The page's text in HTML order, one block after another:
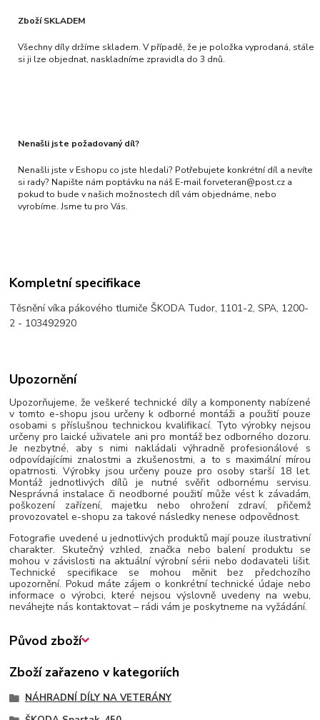
Zboží SKLADEM
Všechny díly držíme skladem. V případě, že je položka vyprodaná, stále
si ji lze objednat, naskladníme zpravidla do 3 dnů.
Nenašli jste požadovaný díl?
Nenašli jste v Eshopu co jste hledali? Potřebujete konkrétní díl a nevíte
si rady? Napište nám poptávku na náš E-mail forveteran@post.cz a
pokud to bude v našich možnostech díl vám objednáme, nebo
vyrobíme. Jsme tu pro Vás.
Kompletní specifikace
Těsnění víka pákového tlumiče ŠKODA Tudor, 1101-2, SPA, 1200-
2 - 103492920
Upozornění
Upozorňujeme, že veškeré technické díly a komponenty nabízené
v tomto e-shopu jsou určeny k odborné montáži a použití pouze
osobami s příslušnou technickou kvalifikací. Tyto výrobky nejsou
určeny pro laické uživatele ani pro montáž bez odborného dozoru.
Je nezbytné, aby s nimi nakládali výhradně profesionálové s
odpovídajícími znalostmi a zkušenostmi, a to s maximální mírou
opatrnosti. Výrobky jsou určeny pouze pro osoby starší 18 let.
Montáž jednotlivých dílů je nutné svěřit odbornému servisu.
Nesprávná instalace či neodborné použití může vést k závadám,
poškození zařízení, majetku nebo ohrožení zdraví, přičemž
provozovatel e-shopu za takové následky nenese odpovědnost.
Fotografie uvedené u jednotlivých produktů mají pouze ilustrativní
charakter. Skutečný vzhled, značka nebo balení produktu se
mohou v závislosti na aktuální výrobní sérii nebo dodavateli lišit.
Technické specifikace se mohou měnit bez předchozího
upozornění. Pokud máte zájem o konkrétní technické údaje nebo
informace o výrobci, které nejsou výslovně uvedeny na webu,
neváhejte nás kontaktovat – rádi vám je poskytneme na vyžádání.
Původ zboží
Zboží zařazeno v kategoriích
NÁHRADNÍ DÍLY NA VETERÁNY